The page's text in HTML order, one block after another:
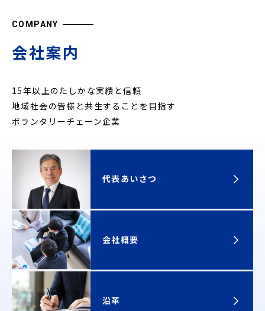
COMPANY
会社案内
15年以上のたしかな実績と信頼
地域社会の皆様と共生することを目指す
ボランタリーチェーン企業
代表あいさつ
会社概要
沿革